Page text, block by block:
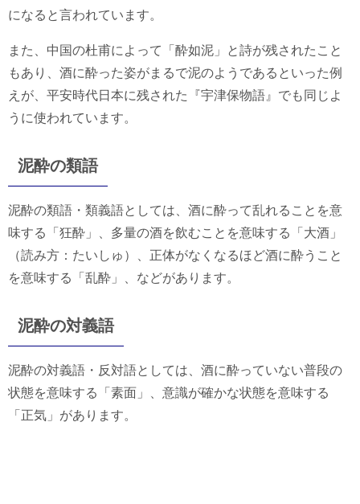
になると言われています。
また、中国の杜甫によって「酔如泥」と詩が残されたこと
もあり、酒に酔った姿がまるで泥のようであるといった例
えが、平安時代日本に残された『宇津保物語』でも同じよ
うに使われています。
泥酔の類語
泥酔の類語・類義語としては、酒に酔って乱れることを意
味する「狂酔」、多量の酒を飲むことを意味する「大酒」
（読み方：たいしゅ）、正体がなくなるほど酒に酔うこと
を意味する「乱酔」、などがあります。
泥酔の対義語
泥酔の対義語・反対語としては、酒に酔っていない普段の
状態を意味する「素面」、意識が確かな状態を意味する
「正気」があります。